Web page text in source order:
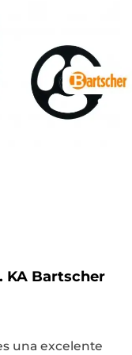
KA Bartscher
una excelente